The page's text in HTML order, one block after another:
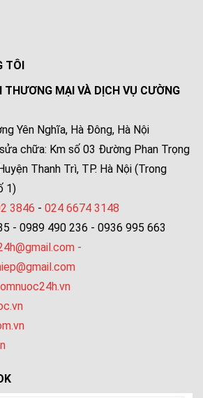
TÔI
THƯƠNG MẠI VÀ DỊCH VỤ CƯỜNG
Yên Nghĩa, Hà Đông, Hà Nội
chữa: Km số 03 Đường Phan Trọng
Thanh Trì, TP. Hà Nội (Trong
1)
3846 - 024 6674 3148
- 0989 490 236 - 0936 995 663
-